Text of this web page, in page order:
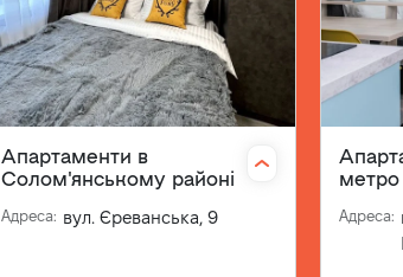
Апартаменти в
Солом'янському районі
Адреса: вул. Єреванська, 9
метро
Адреса: